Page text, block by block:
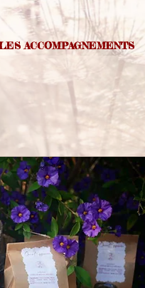
ACCOMPAGNEMENTS